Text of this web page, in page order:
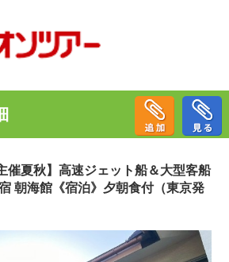
夏秋】高速ジェット船＆大型客船
朝海館《宿泊》夕朝食付（東京発